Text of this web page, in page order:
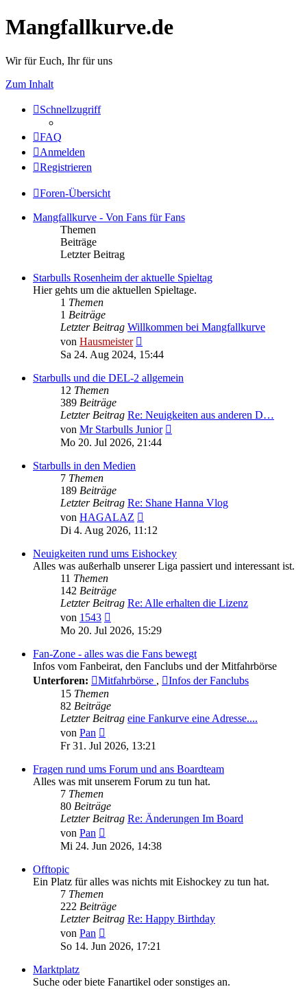
Mangfallkurve.de
Wir für Euch, Ihr für uns
Zum Inhalt
Schnellzugriff
FAQ
Anmelden
Registrieren
Foren-Übersicht
Mangfallkurve - Von Fans für Fans
Themen
Beiträge
Letzter Beitrag
Starbulls Rosenheim der aktuelle Spieltag
Hier gehts um die aktuellen Spieltage.
1 Themen
1 Beiträge
Letzter Beitrag Willkommen bei Mangfallkurve
von Hausmeister
Beitrag
Sa 24. Aug 2024, 15:44
Starbulls und die DEL-2 allgemein
12 Themen
389 Beiträge
Letzter Beitrag Re: Neuigkeiten aus anderen D…
von Mr Starbulls Junior
Mo 20. Jul 2026, 21:44
Starbulls in den Medien
7 Themen
189 Beiträge
Letzter Beitrag Re: Shane Hanna Vlog
von HAGALAZ
Beitrag
Di 4. Aug 2026, 11:12
Neuigkeiten rund ums Eishockey
Alles was außerhalb unserer Liga passiert und interessant ist.
11 Themen
142 Beiträge
Letzter Beitrag Re: Alle erhalten die Lizenz
von 1543
Beitrag
Mo 20. Jul 2026, 15:29
Fan-Zone - alles was die Fans bewegt
Infos vom Fanbeirat, den Fanclubs und der Mitfahrbörse
Unterforen:
Mitfahrbörse ,
Infos der Fanclubs
15 Themen
82 Beiträge
Letzter Beitrag eine Fankurve eine Adresse....
von Pan
Beitrag
Fr 31. Jul 2026, 13:21
Fragen rund ums Forum und ans Boardteam
Alles was mit unserem Forum zu tun hat.
7 Themen
80 Beiträge
Letzter Beitrag Re: Änderungen Im Board
von Pan
Beitrag
Mi 24. Jun 2026, 14:38
Offtopic
Ein Platz für alles was nichts mit Eishockey zu tun hat.
7 Themen
222 Beiträge
Letzter Beitrag Re: Happy Birthday
von Pan
Beitrag
So 14. Jun 2026, 17:21
Marktplatz
Suche oder biete Fanartikel oder sonstiges an.